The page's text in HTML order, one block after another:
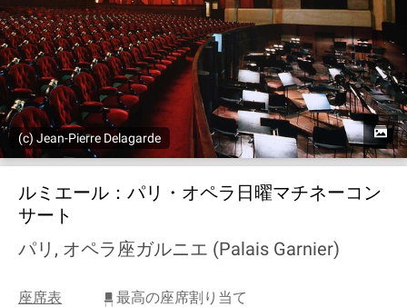
(c) Jean-Pierre Delagarde
ルミエール：パリ・オペラ日曜マチネーコン
サート
パリ, オペラ座ガルニエ (Palais Garnier)
座席表
最高の座席割り当て